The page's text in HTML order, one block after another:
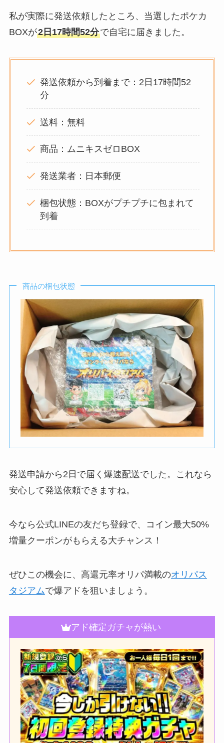
私が実際に発送依頼したところ、当選したポケカ
BOXが2日17時間52分で自宅に届きました。
発送依頼から到着まで：2日17時間52
分
送料：無料
商品：ムニキスゼロBOX
発送業者：日本郵便
梱包状態：BOXがプチプチに包まれて
到着
商品の梱包状態
発送申請から2日で届く爆速配送でした。これなら
安心して発送依頼できますね。
今なら公式LINEの友だち登録で、コイン最大50%
増量クーポンがもらえる大チャンス！
ぜひこの機会に、高還元率オリパ満載のオリパス
タジアムで爆アドを狙いましょう。
アド確定ガチャが熱い